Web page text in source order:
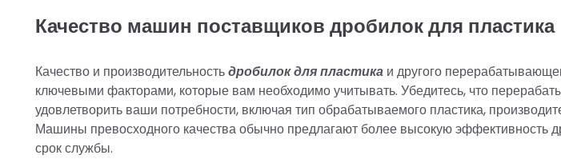
Качество машин поставщиков дробилок для пластика
Качество и производительностьдробилок для пластика и другого
ключевыми факторами, которые вам необходимо учитывать. Убедитесь, что
удовлетворить ваши потребности, включая тип обрабатываемого пластика,
Машины превосходного качества обычно предлагают более высокую эффективность
срок службы.